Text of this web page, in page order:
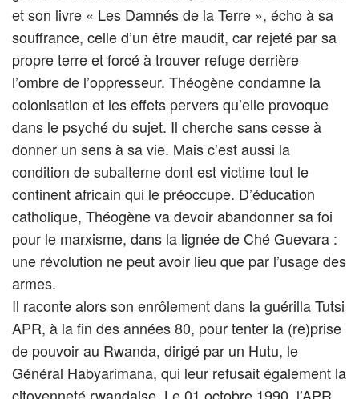
et son livre « Les Damnés de la Terre », écho à sa
souffrance, celle d’un être maudit, car rejeté par sa
propre terre et forcé à trouver refuge derrière
l’ombre de l’oppresseur. Théogène condamne la
colonisation et les effets pervers qu’elle provoque
dans le psyché du sujet. Il cherche sans cesse à
donner un sens à sa vie. Mais c’est aussi la
condition de subalterne dont est victime tout le
continent africain qui le préoccupe. D’éducation
catholique, Théogène va devoir abandonner sa foi
pour le marxisme, dans la lignée de Ché Guevara :
une révolution ne peut avoir lieu que par l’usage des
armes.
Il raconte alors son enrôlement dans la guérilla Tutsi
APR, à la fin des années 80, pour tenter la (re)prise
de pouvoir au Rwanda, dirigé par un Hutu, le
Général Habyarimana, qui leur refusait également la
citoyenneté rwandaise. Le 01 octobre 1990, l’APR